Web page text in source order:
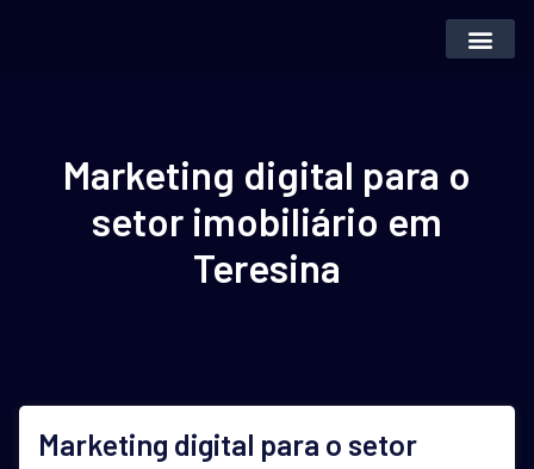
Marketing digital para o
setor imobiliário em
Teresina
Marketing digital para o setor